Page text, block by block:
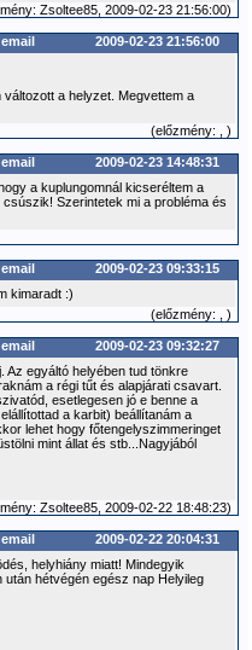
Zsoltee85, 2009-02-23 21:56:00)
email
2009-02-23 21:56:00
a helyzet. Megvettem a
(előzmény: , )
email
2009-02-23 14:48:31
a kuplungomnál kicseréltem a
Szerintetek mi a probléma és
email
2009-02-23 09:33:15
kimaradt :)
(előzmény: , )
email
2009-02-23 09:32:27
Az egyáltó helyében tud tönkre
a régi tűt és alapjárati csavart.
esetlegesen jó e benne a
a karbit) beállítanám a
lehet hogy főtengelyszimmeringet
mint állat és stb...Nagyjából
Zsoltee85, 2009-02-22 18:48:23)
email
2009-02-22 20:04:31
helyhiány miatt! Mindegyik
hétvégén egész nap Helyileg